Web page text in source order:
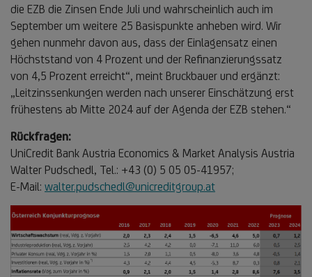
die EZB die Zinsen Ende Juli und wahrscheinlich auch im
September um weitere 25 Basispunkte anheben wird. Wir
gehen nunmehr davon aus, dass der Einlagensatz einen
Höchststand von 4 Prozent und der Refinanzierungssatz
von 4,5 Prozent erreicht“, meint Bruckbauer und ergänzt:
„Leitzinssenkungen werden nach unserer Einschätzung erst
frühestens ab Mitte 2024 auf der Agenda der EZB stehen.“
Rückfragen:
UniCredit Bank Austria Economics & Market Analysis Austria
Walter Pudschedl, Tel.: +43 (0) 5 05 05-41957;
E-Mail: walter.pudschedl@unicreditgroup.at